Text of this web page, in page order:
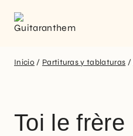
Inicio / Partituras y tablaturas /
Toi le frère